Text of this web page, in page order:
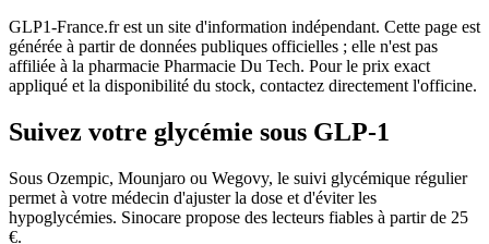
GLP1-France.fr est un site d'information indépendant. Cette page est
générée à partir de données publiques officielles ; elle n'est pas
affiliée à la pharmacie Pharmacie Du Tech. Pour le prix exact
appliqué et la disponibilité du stock, contactez directement l'officine.
Suivez votre glycémie sous GLP-1
Sous Ozempic, Mounjaro ou Wegovy, le suivi glycémique régulier
permet à votre médecin d'ajuster la dose et d'éviter les
hypoglycémies. Sinocare propose des lecteurs fiables à partir de 25
€.